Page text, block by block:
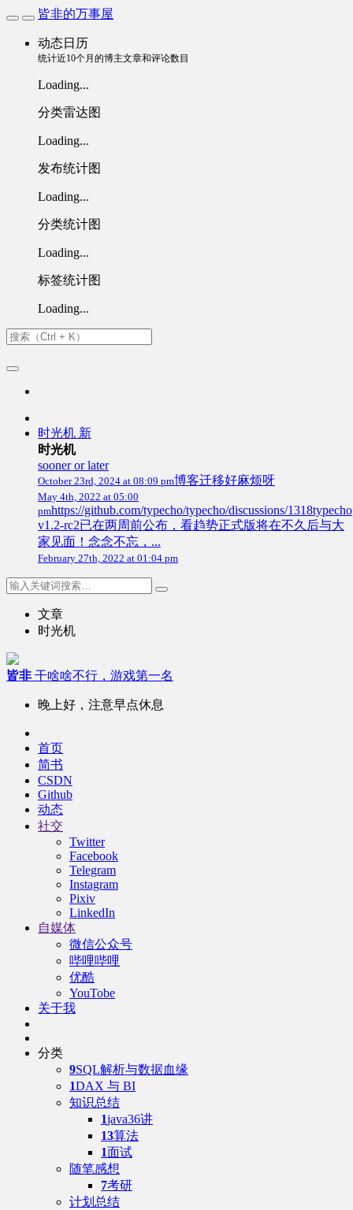
皆非的万事屋
动态日历
统计近10个月的博主文章和评论数目
Loading...
分类雷达图
Loading...
发布统计图
Loading...
分类统计图
Loading...
标签统计图
Loading...
时光机 新
时光机
sooner or later
October 23rd, 2024 at 08:09 pm博客迁移好麻烦呀
May 4th, 2022 at 05:00
pmhttps://github.com/typecho/typecho/discussions/1318typecho
v1.2-rc2已在两周前公布，看趋势正式版将在不久后与大
家见面！念念不忘，...
February 27th, 2022 at 01:04 pm
文章
时光机
皆非 干啥啥不行，游戏第一名
晚上好，注意早点休息
首页
简书
CSDN
Github
动态
社交
Twitter
Facebook
Telegram
Instagram
Pixiv
LinkedIn
自媒体
微信公众号
哔哩哔哩
优酷
YouTobe
关于我
分类
9SQL解析与数据血缘
1DAX 与 BI
知识总结
1java36讲
13算法
1面试
随笔感想
7考研
计划总结